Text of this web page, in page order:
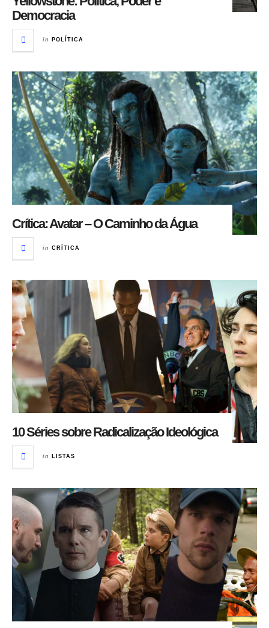
Democracia
in POLÍTICA
Crítica: Avatar – O Caminho da Água
in CRÍTICA
10 Séries sobre Radicalização Ideológica
in LISTAS